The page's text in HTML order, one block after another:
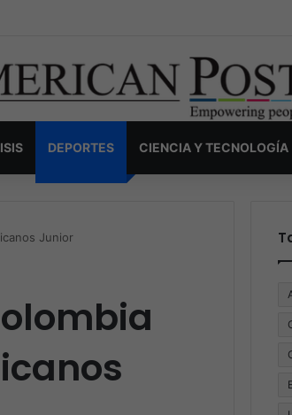
la guerra secreta por la verdad, el poder y la
DEPORTES CIENCIA Y TECNOLOGÍA
Junior